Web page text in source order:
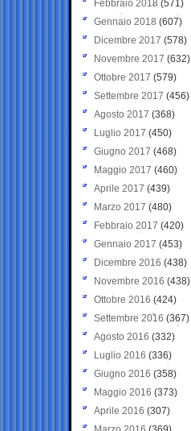
Febbraio 2018 (571)
Gennaio 2018 (607)
Dicembre 2017 (578)
Novembre 2017 (632)
Ottobre 2017 (579)
Settembre 2017 (456)
Agosto 2017 (368)
Luglio 2017 (450)
Giugno 2017 (468)
Maggio 2017 (460)
Aprile 2017 (439)
Marzo 2017 (480)
Febbraio 2017 (420)
Gennaio 2017 (453)
Dicembre 2016 (438)
Novembre 2016 (438)
Ottobre 2016 (424)
Settembre 2016 (367)
Agosto 2016 (332)
Luglio 2016 (336)
Giugno 2016 (358)
Maggio 2016 (373)
Aprile 2016 (307)